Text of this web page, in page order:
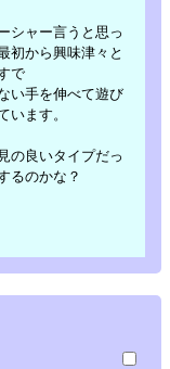
シャー言うと思っ
初から興味津々と
で
い手を伸べて遊び
います。
の良いタイプだっ
るのかな？